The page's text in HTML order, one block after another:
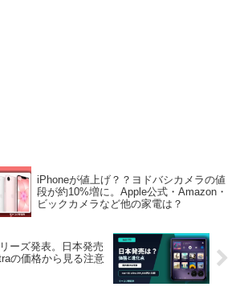
iPhoneが値上げ？？ヨドバシカメラの値
段が約10%増に。Apple公式・Amazon・
ビックカメラなど他の家電は？
ーズ発表。日本発売
の価格から見る注意